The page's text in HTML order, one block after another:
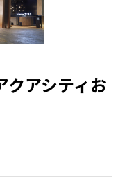
クアシティお